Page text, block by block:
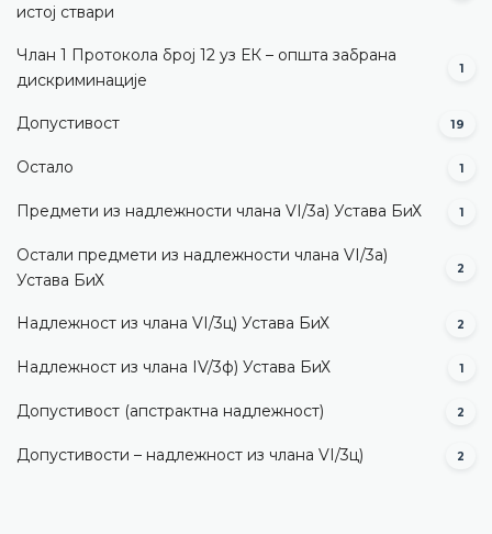
истој ствари
Члан 1 Протокола број 12 уз ЕК – општа забрана
дискриминације
1
Допустивост 19
Остало 1
Предмети из надлежности члана VI/3а) Устава БиХ 1
Остали предмети из надлежности члана VI/3а)
Устава БиХ
2
Надлежност из члана VI/3ц) Устава БиХ 2
Надлежност из члана IV/3ф) Устава БиХ 1
Допустивост (aпстрактна надлежност) 2
Допустивости – надлежност из члана VI/3ц) 2